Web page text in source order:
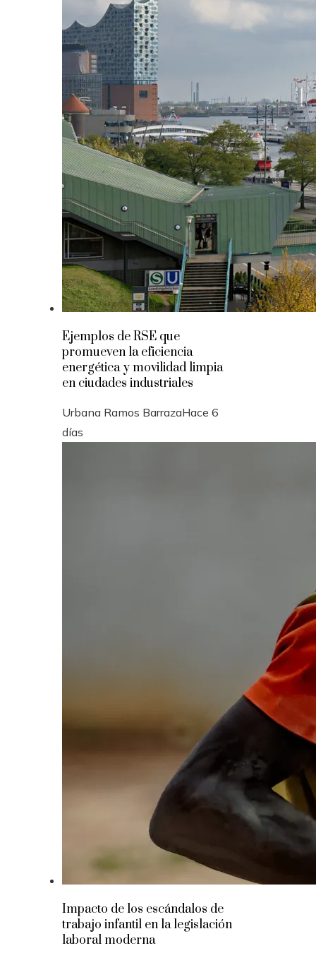
Ejemplos de RSE que
promueven la eficiencia
energética y movilidad limpia
en ciudades industriales
Urbana Ramos BarrazaHace 6
días
Impacto de los escándalos de
trabajo infantil en la legislación
laboral moderna